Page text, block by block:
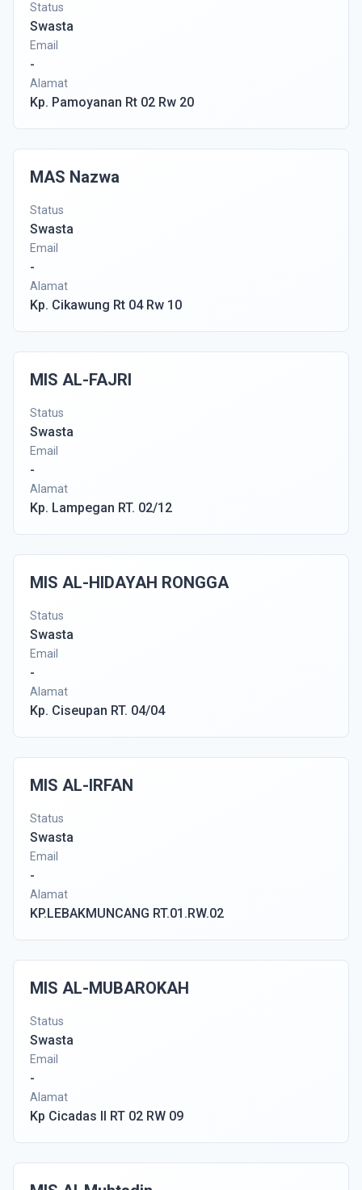
Status
Swasta
Email
-
Alamat
Kp. Pamoyanan Rt 02 Rw 20
MAS Nazwa
Status
Swasta
Email
-
Alamat
Kp. Cikawung Rt 04 Rw 10
MIS AL-FAJRI
Status
Swasta
Email
-
Alamat
Kp. Lampegan RT. 02/12
MIS AL-HIDAYAH RONGGA
Status
Swasta
Email
-
Alamat
Kp. Ciseupan RT. 04/04
MIS AL-IRFAN
Status
Swasta
Email
-
Alamat
KP.LEBAKMUNCANG RT.01.RW.02
MIS AL-MUBAROKAH
Status
Swasta
Email
-
Alamat
Kp Cicadas II RT 02 RW 09